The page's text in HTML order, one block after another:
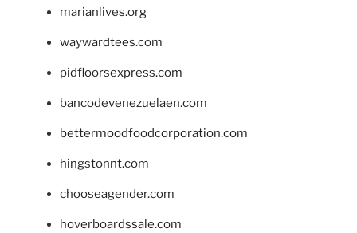
marianlives.org
waywardtees.com
pidfloorsexpress.com
bancodevenezuelaen.com
bettermoodfoodcorporation.com
hingstonnt.com
chooseagender.com
hoverboardssale.com